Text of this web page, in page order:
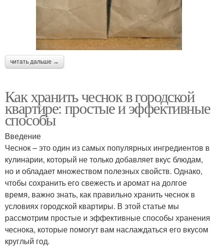
читать дальше →
Как хранить чеснок в городской
квартире: простые и эффективные
способы
Введение
Чеснок – это один из самых популярных ингредиентов в
кулинарии, который не только добавляет вкус блюдам,
но и обладает множеством полезных свойств. Однако,
чтобы сохранить его свежесть и аромат на долгое
время, важно знать, как правильно хранить чеснок в
условиях городской квартиры. В этой статье мы
рассмотрим простые и эффективные способы хранения
чеснока, которые помогут вам наслаждаться его вкусом
круглый год.